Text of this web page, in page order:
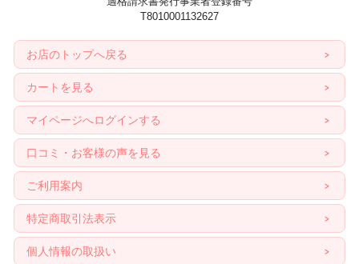
T8010001132627
お店のトップへ戻る
カートを見る
マイページへログインする
口コミ・お客様の声を見る
ご利用案内
特定商取引法表示
個人情報の取扱い